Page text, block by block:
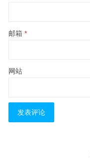
邮箱 *
网站